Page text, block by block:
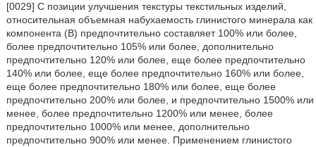
[0029] С позиции улучшения текстуры текстильных изделий,
относительная объемная набухаемость глинистого минерала как
компонента (В) предпочтительно составляет 100% или более,
более предпочтительно 105% или более, дополнительно
предпочтительно 120% или более, еще более предпочтительно
140% или более, еще более предпочтительно 160% или более,
еще более предпочтительно 180% или более, еще более
предпочтительно 200% или более, и предпочтительно 1500% или
менее, более предпочтительно 1200% или менее, более
предпочтительно 1000% или менее, дополнительно
предпочтительно 900% или менее. Применением глинистого